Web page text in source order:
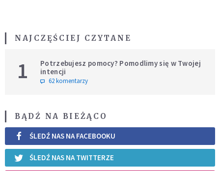
NAJCZĘŚCIEJ CZYTANE
1
Potrzebujesz pomocy? Pomodlimy się w Twojej
intencji
62 komentarzy
BĄDŹ NA BIEŻĄCO
ŚLEDŹ NAS NA FACEBOOKU
ŚLEDŹ NAS NA TWITTERZE